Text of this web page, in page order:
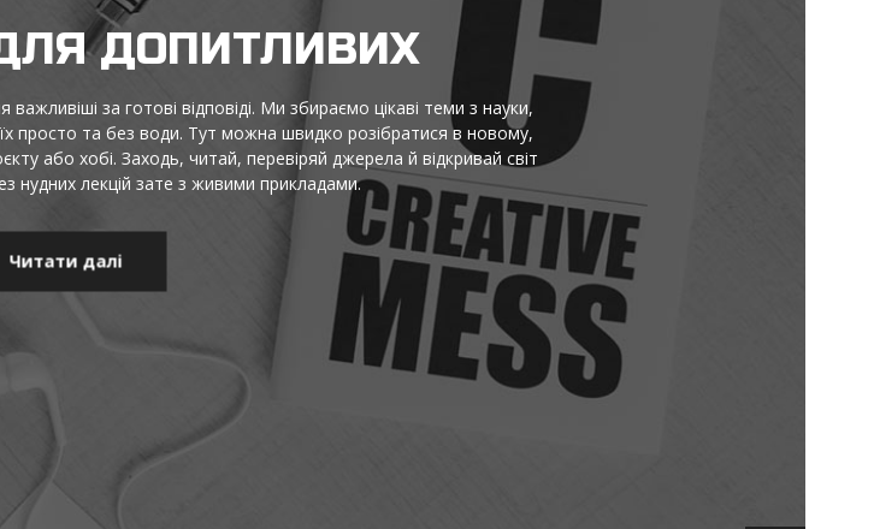
Й НАТХНЕННЯ
стають зрозумілими, а корисна інформація не тоне в шумі. Тут
практичні підказки та маленькі відкриття. Читай, порівнюй,
точніше й сміливо пробувати нове щодня. Без пафосу й моралей:
що змушує усміхнутися та діяти.
Читати далі